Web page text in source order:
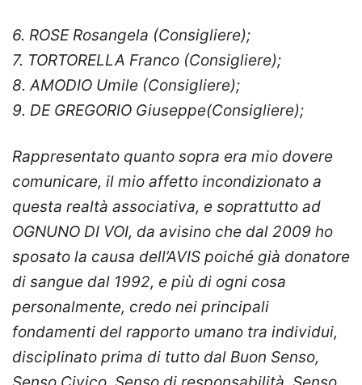
6. ⁠ROSE Rosangela (Consigliere);
7. ⁠TORTORELLA Franco (Consigliere);
8. ⁠AMODIO Umile (Consigliere);
9. DE GREGORIO Giuseppe(Consigliere);
Rappresentato quanto sopra era mio dovere
comunicare, il mio affetto incondizionato a
questa realtà associativa, e soprattutto ad
OGNUNO DI VOI, da avisino che dal 2009 ho
sposato la causa dell’AVIS poiché già donatore
di sangue dal 1992, e più di ogni cosa
personalmente, credo nei principali
fondamenti del rapporto umano tra individui,
disciplinato prima di tutto dal Buon Senso,